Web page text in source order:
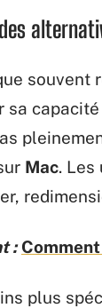
souvent
sa
Mac. Les
:
plus